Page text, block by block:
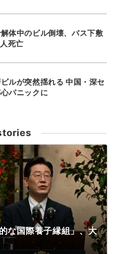
体中のビル倒壊、バス下敷
死亡
ルが突然揺れる 中国・深セ
パニックに
な国際養子縁組」、大